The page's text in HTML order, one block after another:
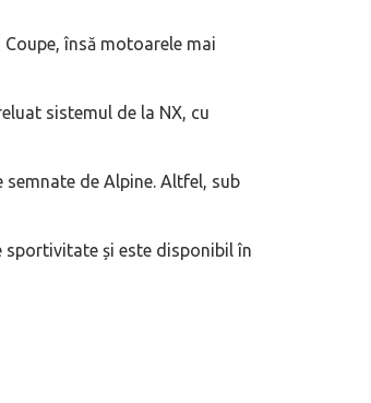
însă motoarele mai
sistemul de la NX, cu
semnate de Alpine. Altfel, sub
sportivitate și este disponibil în